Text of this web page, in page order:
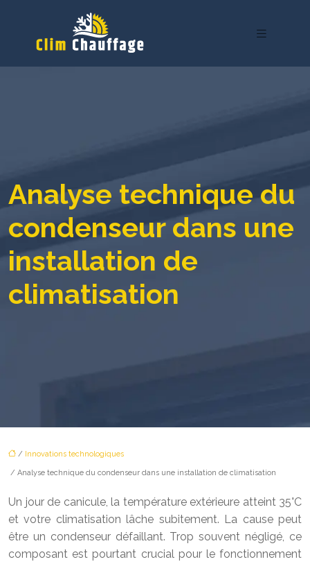
Analyse technique du
condenseur dans une
installation de
climatisation
/ Innovations technologiques
/ Analyse technique du condenseur dans une installation de climatisation
Un jour de canicule, la température extérieure atteint 35°C
et votre climatisation lâche subitement. La cause peut
être un condenseur défaillant. Trop souvent négligé, ce
composant est pourtant crucial pour le fonctionnement